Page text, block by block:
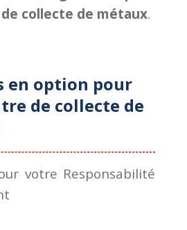
collecte de métaux.
en option pour
de collecte de
votre Responsabilité